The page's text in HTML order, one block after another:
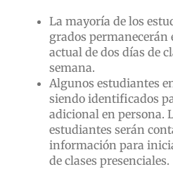
La mayoría de los
grados
actual de dos días de
semana.
Algunos estudiantes
siendo identificados
adicional en persona.
estudiantes serán
información para
de clases presenciales.